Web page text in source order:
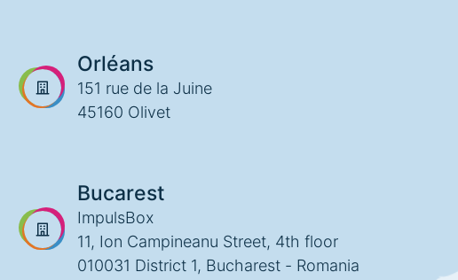
Orléans
151 rue de la Juine
45160 Olivet
Bucarest
ImpulsBox
11, Ion Campineanu Street, 4th floor
010031 District 1, Bucharest - Romania